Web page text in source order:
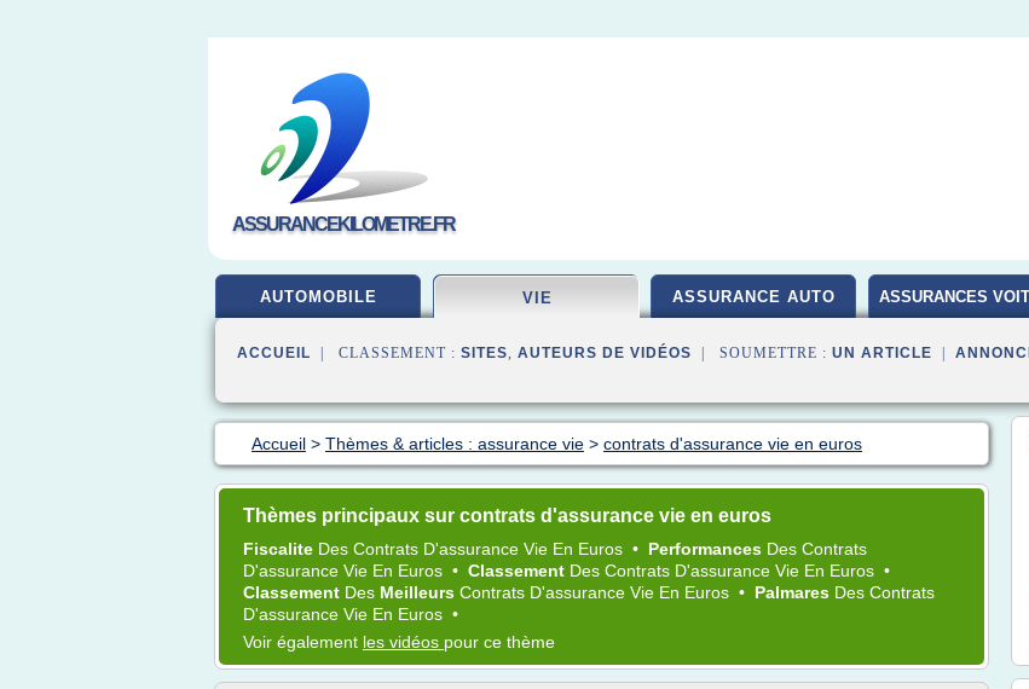
ASSURANCEKILOMETRE.FR
AUTOMOBILE VIE ASSURANCE AUTO ASSURANCES
ACCUEIL | CLASSEMENT : SITES, AUTEURS DE VIDÉOS | SOUMETTRE : UN ARTICLE
Accueil > Thèmes & articles : assurance vie > contrats d'assurance vie en euros
Thèmes principaux sur contrats d'assurance vie en euros
Fiscalite Des Contrats D'assurance Vie En Euros • Performances Des Contrats
D'assurance Vie En Euros • Classement Des Contrats D'assurance Vie En Euros •
Classement Des Meilleurs Contrats D'assurance Vie En Euros • Palmares Des Contrats
D'assurance Vie En Euros •
Voir également les vidéos pour ce thème